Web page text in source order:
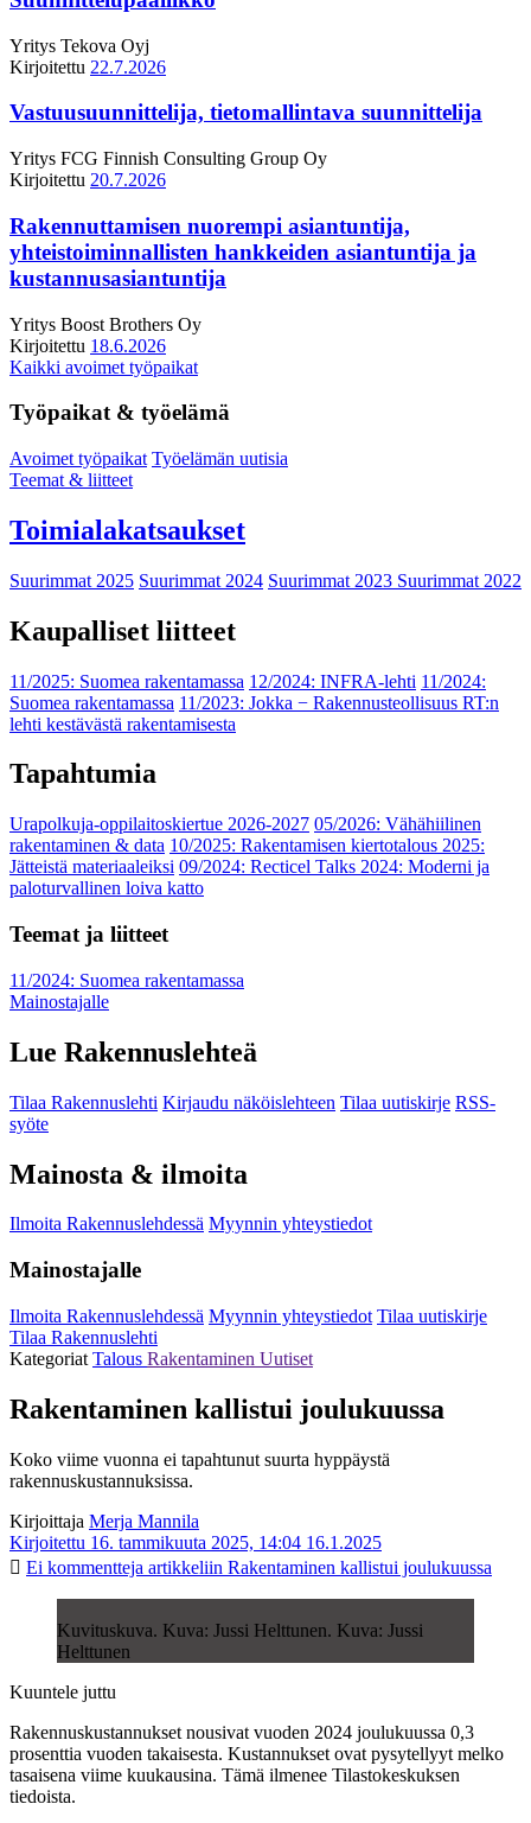
Yritys Tekova Oyj
Kirjoitettu 22.7.2026
Vastuusuunnittelija, tietomallintava suunnittelija
Yritys FCG Finnish Consulting Group Oy
Kirjoitettu 20.7.2026
Rakennuttamisen nuorempi asiantuntija,
yhteistoiminnallisten hankkeiden asiantuntija ja
kustannusasiantuntija
Yritys Boost Brothers Oy
Kirjoitettu 18.6.2026
Kaikki avoimet työpaikat
Työpaikat & työelämä
Avoimet työpaikat Työelämän uutisia
Teemat & liitteet
Toimialakatsaukset
Suurimmat 2025 Suurimmat 2024 Suurimmat 2023 Suurimmat 2022
Kaupalliset liitteet
11/2025: Suomea rakentamassa 12/2024: INFRA-lehti 11/2024:
Suomea rakentamassa 11/2023: Jokka − Rakennusteollisuus RT:n
lehti kestävästä rakentamisesta
Tapahtumia
Urapolkuja-oppilaitoskiertue 2026-2027 05/2026: Vähähiilinen
rakentaminen & data 10/2025: Rakentamisen kiertotalous 2025:
Jätteistä materiaaleiksi 09/2024: Recticel Talks 2024: Moderni ja
paloturvallinen loiva katto
Teemat ja liitteet
11/2024: Suomea rakentamassa
Mainostajalle
Lue Rakennuslehteä
Tilaa Rakennuslehti Kirjaudu näköislehteen Tilaa uutiskirje RSS-
syöte
Mainosta & ilmoita
Ilmoita Rakennuslehdessä Myynnin yhteystiedot
Mainostajalle
Ilmoita Rakennuslehdessä Myynnin yhteystiedot Tilaa uutiskirje
Tilaa Rakennuslehti
Kategoriat Talous Rakentaminen Uutiset
Rakentaminen kallistui joulukuussa
Koko viime vuonna ei tapahtunut suurta hyppäystä
rakennuskustannuksissa.
Kirjoittaja Merja Mannila
Kirjoitettu 16. tammikuuta 2025, 14:04 16.1.2025
Ei kommentteja artikkeliin Rakentaminen kallistui joulukuussa
Kuvituskuva. Kuva: Jussi Helttunen. Kuva: Jussi
Helttunen
Kuuntele juttu
Rakennuskustannukset nousivat vuoden 2024 joulukuussa 0,3
prosenttia vuoden takaisesta. Kustannukset ovat pysytellyyt melko
tasaisena viime kuukausina. Tämä ilmenee Tilastokeskuksen
tiedoista.